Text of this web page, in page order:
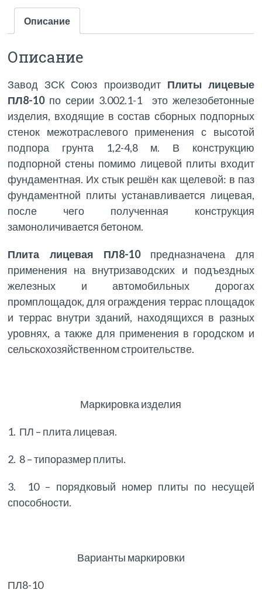
Описание
Описание
Завод ЗСК Союз производит Плиты лицевые
ПЛ8-10по серии 3.002.1-1 это железобетонные
изделия, входящие в состав сборных подпорных
стенок межотраслевого применения с высотой
подпора грунта 1,2-4,8 м. В конструкцию
подпорной стены помимо лицевой плиты входит
фундаментная. Их стык решён как щелевой: в паз
фундаментной плиты устанавливается лицевая,
после чего полученная конструкция
замоноличивается бетоном.
Плита лицевая ПЛ8-10 предназначена для
применения на внутризаводских и подъездных
железных и автомобильных дорогах
промплощадок, для ограждения террас площадок
и террас внутри зданий, находящихся в разных
уровнях, а также для применения в городском и
сельскохозяйственном строительстве.
Маркировка изделия
1. ПЛ – плита лицевая.
2. 8 – типоразмер плиты.
3. 10 – порядковый номер плиты по несущей
способности.
Варианты маркировки
ПЛ8-10